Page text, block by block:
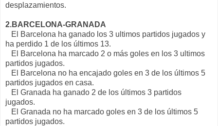
desplazamientos.
2.BARCELONA-GRANADA
El Barcelona ha ganado los 3 ultimos partidos jugados y
ha perdido 1 de los últimos 13.
El Barcelona ha marcado 2 o más goles en los 3 ultimos
partidos jugados.
El Barcelona no ha encajado goles en 3 de los últimos 5
partidos jugados en casa.
El Granada ha ganado 2 de los últimos 3 partidos
jugados.
El Granada no ha marcado goles en 3 de los últimos 5
partidos jugados.